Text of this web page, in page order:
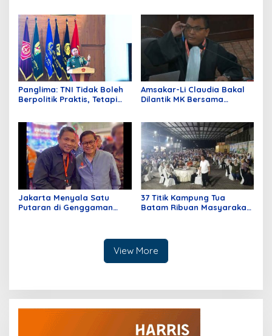
Education Day 2026
Panglima: TNI Tidak Boleh
Berpolitik Praktis, Tetapi
Amsakar-Li Claudia Bakal
Dilantik MK Bersama
Kota Batam Nomor Urut 1
Jakarta Menyala Satu
Putaran di Genggaman
37 Titik Kampung Tua
Batam Ribuan Masyarakat
View More